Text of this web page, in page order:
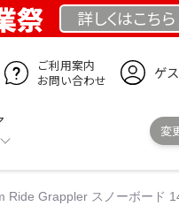
祭 詳しくはこちら
ご利用案内
お問い合わせ
ゲ
変
Ride Grappler スノーボード